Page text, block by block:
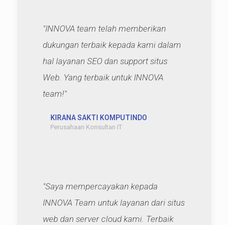
"INNOVA team telah memberikan
dukungan terbaik kepada kami dalam
hal layanan SEO dan support situs
Web. Yang terbaik untuk INNOVA
team!"
KIRANA SAKTI KOMPUTINDO
Perusahaan Konsultan IT
"Saya mempercayakan kepada
INNOVA Team untuk layanan dari situs
web dan server cloud kami. Terbaik